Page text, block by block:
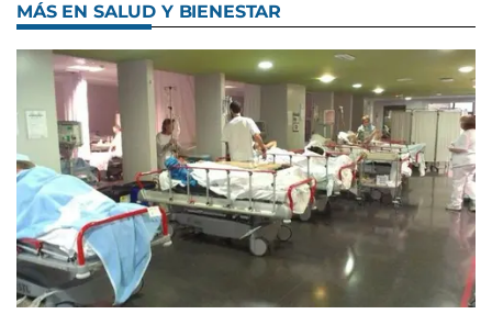
MÁS EN SALUD Y BIENESTAR